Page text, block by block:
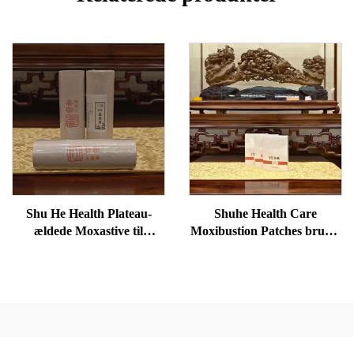
Shu He Health Plateau-
ældede Moxastive til
Shuhe Health Care
Moxibustion Patches bruges